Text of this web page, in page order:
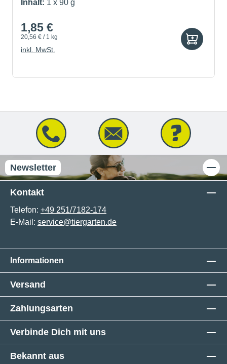
Inhalt: 1 x 90 g
1,85 €
20,56 € / 1 kg
inkl. MwSt.
Newsletter
Kontakt
Telefon: +49 251/7182-174
E-Mail: service@tiergarten.de
Informationen
Versand
Zahlungsarten
Verbinde Dich mit uns
Bekannt aus